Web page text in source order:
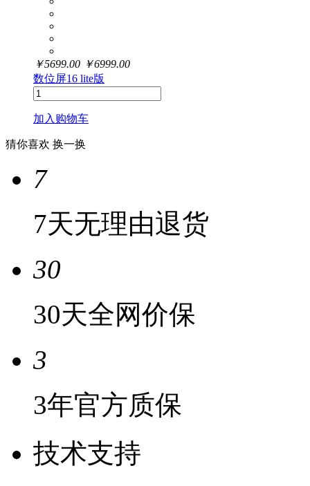
￥5699.00 ￥6999.00
数位屏16 lite版
加入购物车
猜你喜欢 换一换
7
7天无理由退货
30
30天全网价保
3
3年官方质保
技术支持